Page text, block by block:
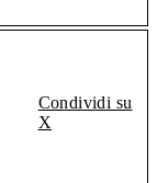
Condividi su
X